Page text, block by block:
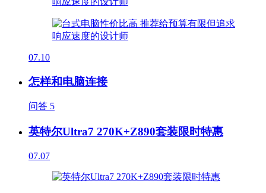
07.10
怎样和电脑连接
问答 5
英特尔Ultra7 270K+Z890套装限时特惠
07.07